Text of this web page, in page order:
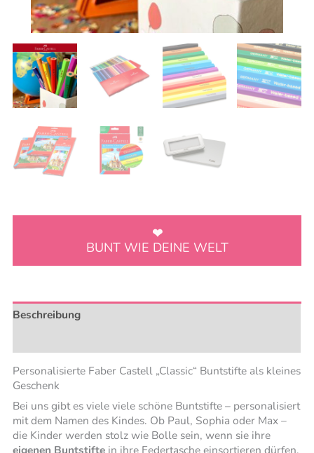
BUNT WIE DEINE WELT
Beschreibung
Personalisierte Faber Castell „Classic“ Buntstifte als kleines
Geschenk
Bei uns gibt es viele viele schöne Buntstifte – personalisiert
mit dem Namen des Kindes. Ob Paul, Sophia oder Max –
die Kinder werden stolz wie Bolle sein, wenn sie ihre
eigenen Buntstifte in ihre Federtasche einsortieren dürfen.